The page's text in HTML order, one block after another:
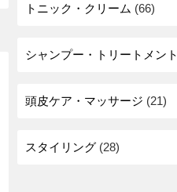
トニック・クリーム (66)
シャンプー・トリートメント
頭皮ケア・マッサージ (21)
スタイリング (28)